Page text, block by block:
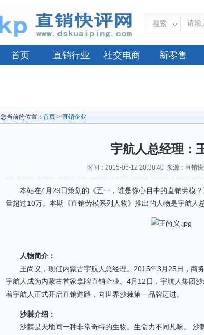
搜索
首页 直销行业 社交电商 新零售
您当前的位置： 首页 > 直销企业
宇航人总经理：
时间：2015-05-12 20:30:40 来源：直销
本站在4月29日策划的《五一，谁是你心目中的直销劳模？
量超过10万。本期《直销劳模系列人物》推出的人物是宇航人
人物简介：
王尚义，现任内蒙古宇航人总经理。2015年3月25日，商务
宇航人成为内蒙古首家拿牌直销企业。4月12日，宇航人集团
着宇航人正式开启直销道路，向世界沙棘第一品牌迈进。
沙棘介绍：
沙棘是天地间一种非常奇特的生物。生命力不同凡响。 沙